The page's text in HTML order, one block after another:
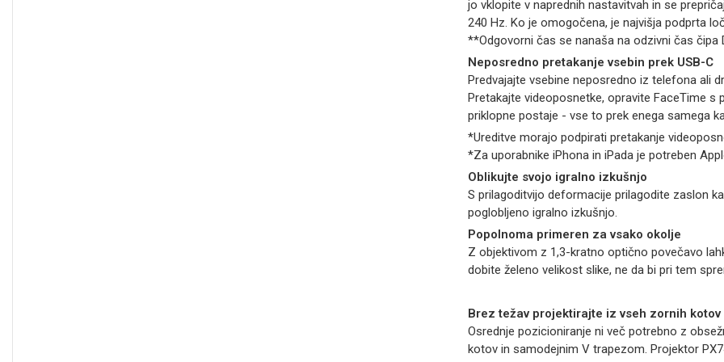
jo vklopite v naprednih nastavitvah in se
240 Hz. Ko je omogočena, je najvišja podprta
**Odgovorni čas se nanaša na odzivni čas čipa
Neposredno pretakanje vsebin prek USB-C
Predvajajte vsebine neposredno iz telefona ali
Pretakajte videoposnetke, opravite FaceTime s
priklopne postaje - vse to prek enega samega
*Ureditve morajo podpirati pretakanje
*Za uporabnike iPhona in iPada je potreben
Oblikujte svojo igralno izkušnjo
S prilagoditvijo deformacije prilagodite zaslon
poglobljeno igralno izkušnjo.
Popolnoma primeren za vsako okolje
Z objektivom z 1,3-kratno optično povečavo
dobite želeno velikost slike, ne da bi pri tem
Brez težav projektirajte iz vseh zornih kotov
Osrednje pozicioniranje ni več potrebno z
kotov in samodejnim V trapezom. Projektor